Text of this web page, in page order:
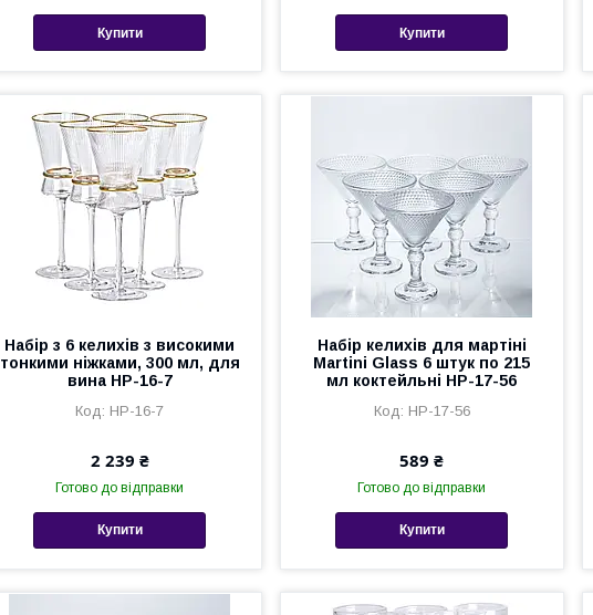
Купити Купити
Набір з 6 келихів з високими
тонкими ніжками, 300 мл, для
вина HP-16-7
HP-16-7
2 239 ₴
Готово до відправки
Купити
Набір келихів для мартіні
Martini Glass 6 штук по 215
мл коктейльні HP-17-56
HP-17-56
589 ₴
Готово до відправки
Купити